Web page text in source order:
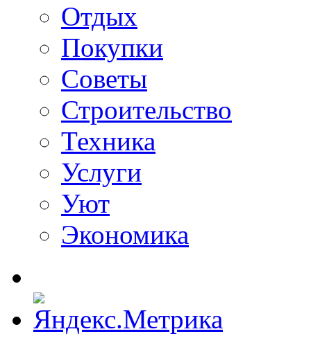
Отдых
Покупки
Советы
Строительство
Техника
Услуги
Уют
Экономика